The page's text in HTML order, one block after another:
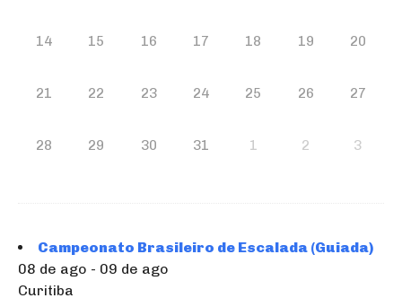
14 15 16 17 18 19 20
21 22 23 24 25 26 27
28 29 30 31 1 2 3
Campeonato Brasileiro de Escalada (Guiada)
08 de ago - 09 de ago
Curitiba